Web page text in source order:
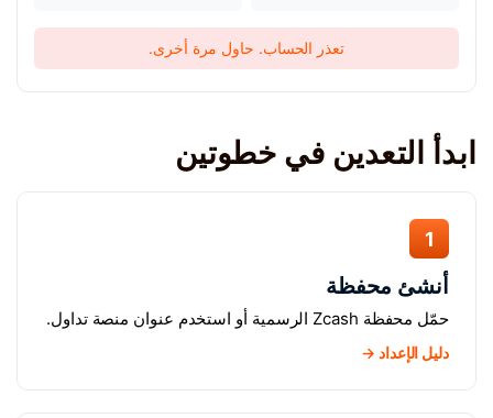
تعذر الحساب. حاول مرة أخرى.
ابدأ التعدين في خطوتين
1
أنشئ محفظة
حمّل محفظة Zcash الرسمية أو استخدم عنوان منصة تداول.
دليل الإعداد →